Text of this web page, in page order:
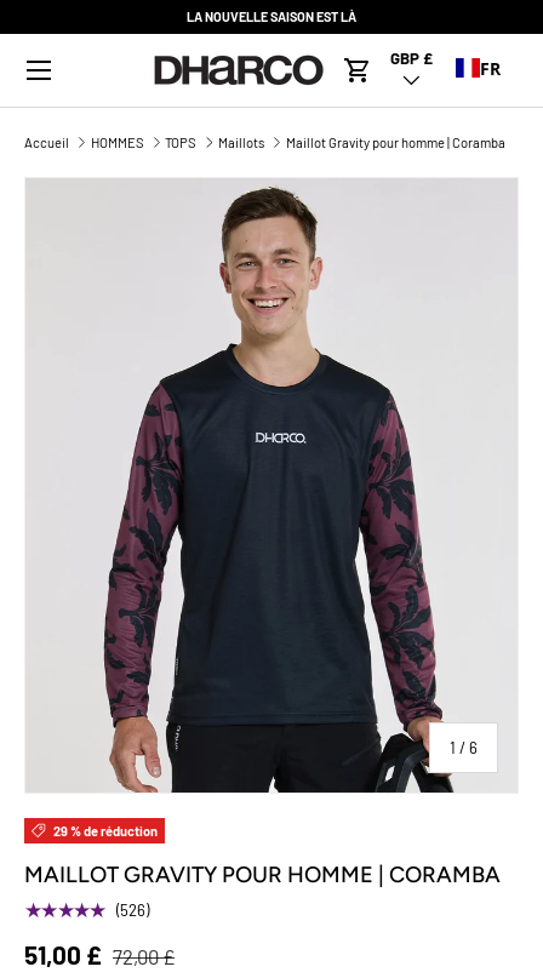
LA NOUVELLE SAISON EST LÀ
Menu
Panier
Pays/Région
GBP £ FR
Accueil HOMMES TOPS Maillots Maillot Gravity pour homme | Coramba
1 /sur
6
29 % de réduction
MAILLOT GRAVITY POUR HOMME | CORAMBA
★★★★★ (526)
51,00 £ 72,00 £